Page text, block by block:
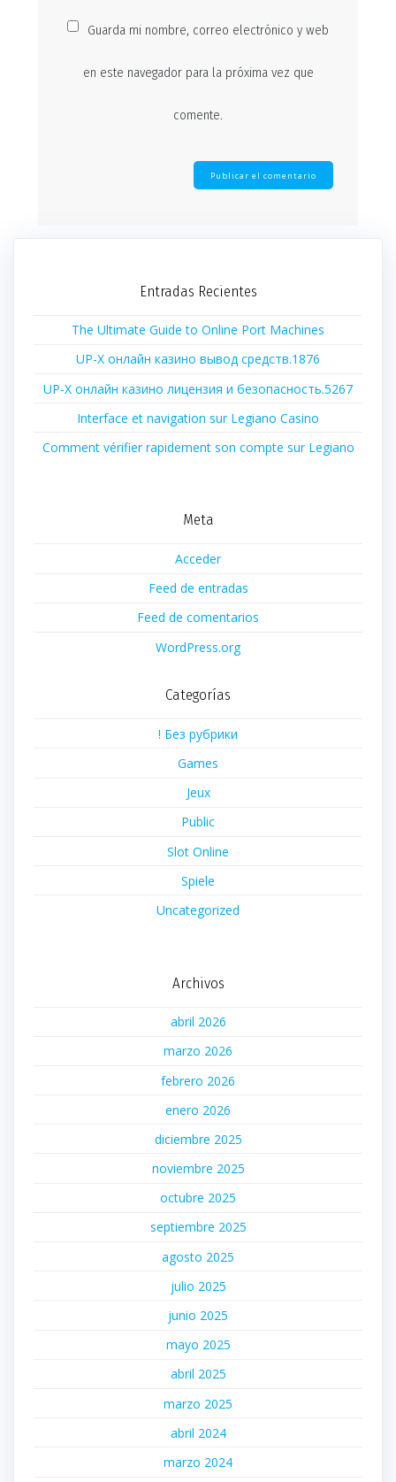
Guarda mi nombre, correo electrónico y web
en este navegador para la próxima vez que
comente.
Entradas Recientes
The Ultimate Guide to Online Port Machines
UP-X онлайн казино вывод средств.1876
UP-X онлайн казино лицензия и безопасность.5267
Interface et navigation sur Legiano Casino
Comment vérifier rapidement son compte sur Legiano
Meta
Acceder
Feed de entradas
Feed de comentarios
WordPress.org
Categorías
! Без рубрики
Games
Jeux
Public
Slot Online
Spiele
Uncategorized
Archivos
abril 2026
marzo 2026
febrero 2026
enero 2026
diciembre 2025
noviembre 2025
octubre 2025
septiembre 2025
agosto 2025
julio 2025
junio 2025
mayo 2025
abril 2025
marzo 2025
abril 2024
marzo 2024